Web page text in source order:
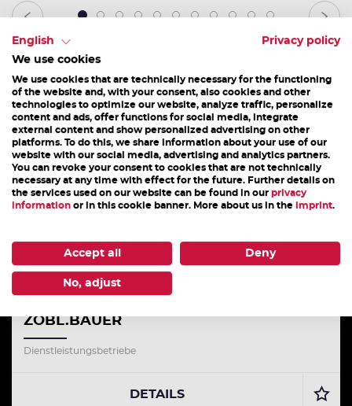
1 2 3 4 5 6 7 8 9 10 11
DAS KÖNNTE DICH AUCH INTERESSIEREN
ZOBL.BAUER
Dienstleistungsbetriebe
DETAILS
English
Privacy policy
We use cookies
We use cookies that are technically necessary for the functioning
of the website and, with your consent, also cookies and other
technologies to optimize our website, analyze traffic, personalize
content and ads, offer functions for social media, integrate
external content and show personalized advertising on other
platforms. To do this, we share information about your use of our
website with our social media, advertising and analytics partners.
You can revoke your consent to cookies that are not technically
necessary at any time with effect for the future. Further details on
the services used on our website can be found in our privacy
information or in this cookie banner. More about us in the imprint.
Accept all Deny
No, adjust